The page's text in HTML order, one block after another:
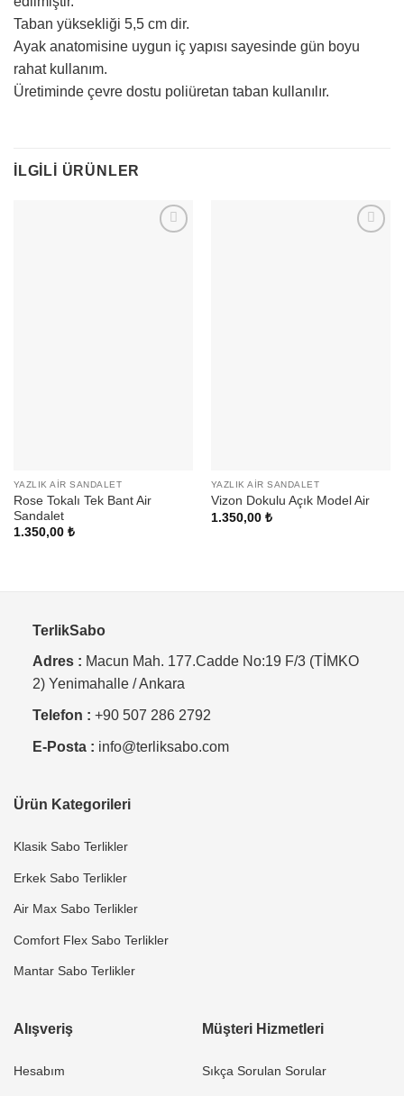
Taban yüksekliği 5,5 cm dir.
Ayak anatomisine uygun iç yapısı sayesinde gün boyu
rahat kullanım.
Üretiminde çevre dostu poliüretan taban kullanılır.
İLGILI ÜRÜNLER
YAZLIK AIR SANDALET
Rose Tokalı Tek Bant Air
Sandalet
1.350,00 ₺
YAZLIK AIR SANDALET
Vizon Dokulu Açık Model Air
1.350,00 ₺
TerlikSabo
Adres : Macun Mah. 177.Cadde No:19 F/3 (TİMKO
2) Yenimahalle / Ankara
Telefon : +90 507 286 2792
E-Posta : info@terliksabo.com
Ürün Kategorileri
Klasik Sabo Terlikler
Erkek Sabo Terlikler
Air Max Sabo Terlikler
Comfort Flex Sabo Terlikler
Mantar Sabo Terlikler
Alışveriş
Hesabım
Müşteri Hizmetleri
Sıkça Sorulan Sorular